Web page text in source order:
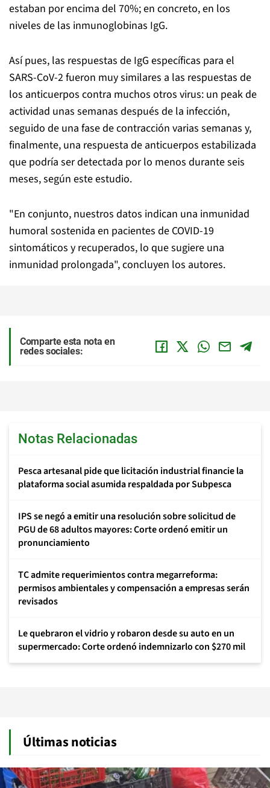
estaban por encima del 70%; en concreto, en los
niveles de las inmunoglobinas IgG.
Así pues, las respuestas de IgG específicas para el
SARS-CoV-2 fueron muy similares a las respuestas de
los anticuerpos contra muchos otros virus: un peak de
actividad unas semanas después de la infección,
seguido de una fase de contracción varias semanas y,
finalmente, una respuesta de anticuerpos estabilizada
que podría ser detectada por lo menos durante seis
meses, según este estudio.
"En conjunto, nuestros datos indican una inmunidad
humoral sostenida en pacientes de COVID-19
sintomáticos y recuperados, lo que sugiere una
inmunidad prolongada", concluyen los autores.
Comparte esta nota en
redes sociales:
Notas Relacionadas
Pesca artesanal pide que licitación industrial financie la
plataforma social asumida respaldada por Subpesca
IPS se negó a emitir una resolución sobre solicitud de
PGU de 68 adultos mayores: Corte ordenó emitir un
pronunciamiento
TC admite requerimientos contra megarreforma:
permisos ambientales y compensación a empresas serán
revisados
Le quebraron el vidrio y robaron desde su auto en un
supermercado: Corte ordenó indemnizarlo con $270 mil
Últimas noticias